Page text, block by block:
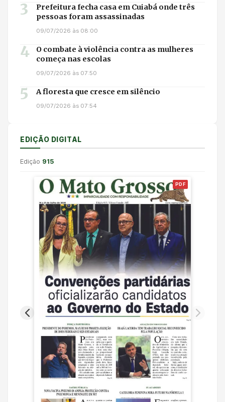
3
Prefeitura fecha casa em Cuiabá onde três
pessoas foram assassinadas
09/07/2026 às 08:00
4
O combate à violência contra as mulheres
começa nas escolas
09/07/2026 às 07:50
5 A floresta que cresce em silêncio
09/07/2026 às 07:54
EDIÇÃO DIGITAL
Edição 915
PDF